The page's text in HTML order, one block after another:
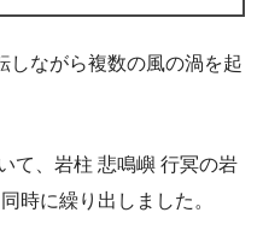
しながら複数の風の渦を起
て、岩柱 悲鳴嶼 行冥の岩
時に繰り出しました。